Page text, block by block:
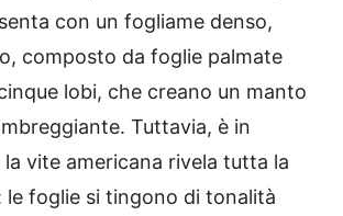
con un fogliame denso,
composto da foglie palmate
lobi, che creano un manto
Tuttavia, è in
vite americana rivela tutta la
le foglie si tingono di tonalità